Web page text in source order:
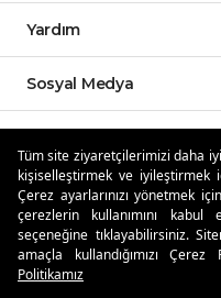
Tüm site ziyaretçilerimizi daha
kişiselleştirmek ve iyileştirmek
Çerez ayarlarınızı yönetmek
çerezlerin kullanımını
seçeneğine tıklayabilirsiniz.
amaçla kullandığımızı Çerez
Politikamız
Yardım
Sosyal Medya
Özdilekteyim'de Taksit
Güvenli Alışveriş